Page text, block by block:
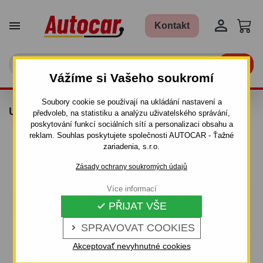
Vážíme si Vašeho soukromí
Soubory cookie se používají na ukládání nastavení a
předvoleb, na statistiku a analýzu uživatelského správání,
poskytování funkcí sociálních sítí a personalizaci obsahu a
reklam. Souhlas poskytujete společnosti AUTOCAR - Ťažné
zariadenia, s.r.o.
Zásady ochrany soukromých údajů
 SPRAVOVAT COOKIES
 PŘIJAT VŠE
Akceptovať nevyhnutné cookies
Více informací
 Kontakt 
UPÍNACÍ POPRUH 4M, 0,5T